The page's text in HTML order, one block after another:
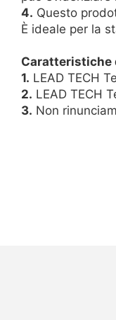
4. Questo
È ideale per la
Caratteristiche
1. LEAD TECH
2. LEAD TECH
3. Non